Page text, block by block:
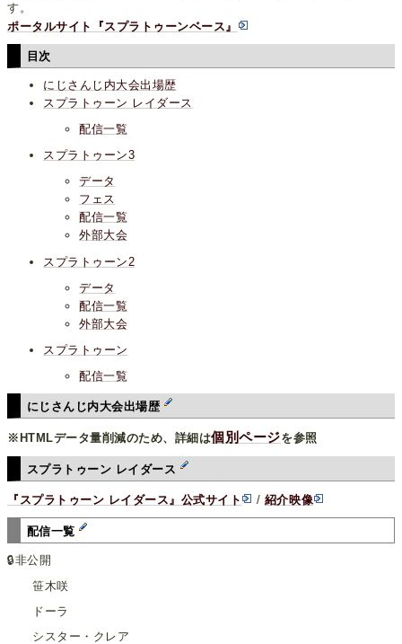
す。
ポータルサイト『スプラトゥーンベース』
目次
にじさんじ内大会出場歴
スプラトゥーン レイダース
配信一覧
スプラトゥーン3
データ
フェス
配信一覧
外部大会
スプラトゥーン2
データ
配信一覧
外部大会
スプラトゥーン
配信一覧
にじさんじ内大会出場歴
※HTMLデータ量削減のため、詳細は個別ページを参照
スプラトゥーン レイダース
『スプラトゥーン レイダース』公式サイト / 紹介映像
配信一覧
🔒非公開
笹木咲
ドーラ
シスター・クレア